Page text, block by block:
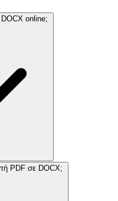
online;
PDF σε DOCX;